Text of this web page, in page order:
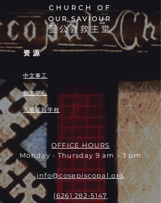
资源
中文事工
救主中心
儿童花园学校
OFFICE HOURS
Monday - Thursday 9 am - 3 pm
info@cosepiscopal.org
(626) 282-5147